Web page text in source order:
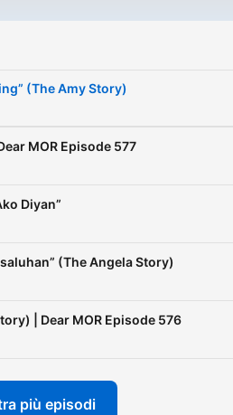
(The Amy Story)
MOR Episode 577
Diyan”
(The Angela Story)
| Dear MOR Episode 576
più episodi